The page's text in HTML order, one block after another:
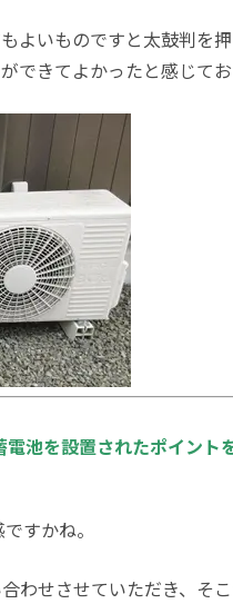
よいものですと太鼓判を
できてよかったと感じて
池を設置されたポイント
すかね。
わせさせていただき、そ